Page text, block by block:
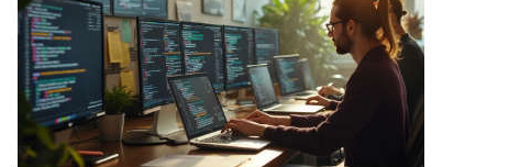
вроде фреймворков могут облегчить
процесс разработки. Также советы помогут
начинающим разработчикам сделать
осознанный выбор.